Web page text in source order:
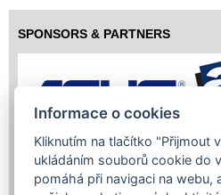
SPONSORS & PARTNERS
Informace o cookies
Kliknutím na tlačítko "Přijmout
ukládáním souborů cookie do
pomáhá při navigaci na webu,